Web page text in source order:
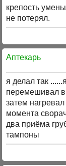
крепость
не потерял.
Аптекарь
я делал так
перемешивал в
затем
момента
два приёма
тампоны